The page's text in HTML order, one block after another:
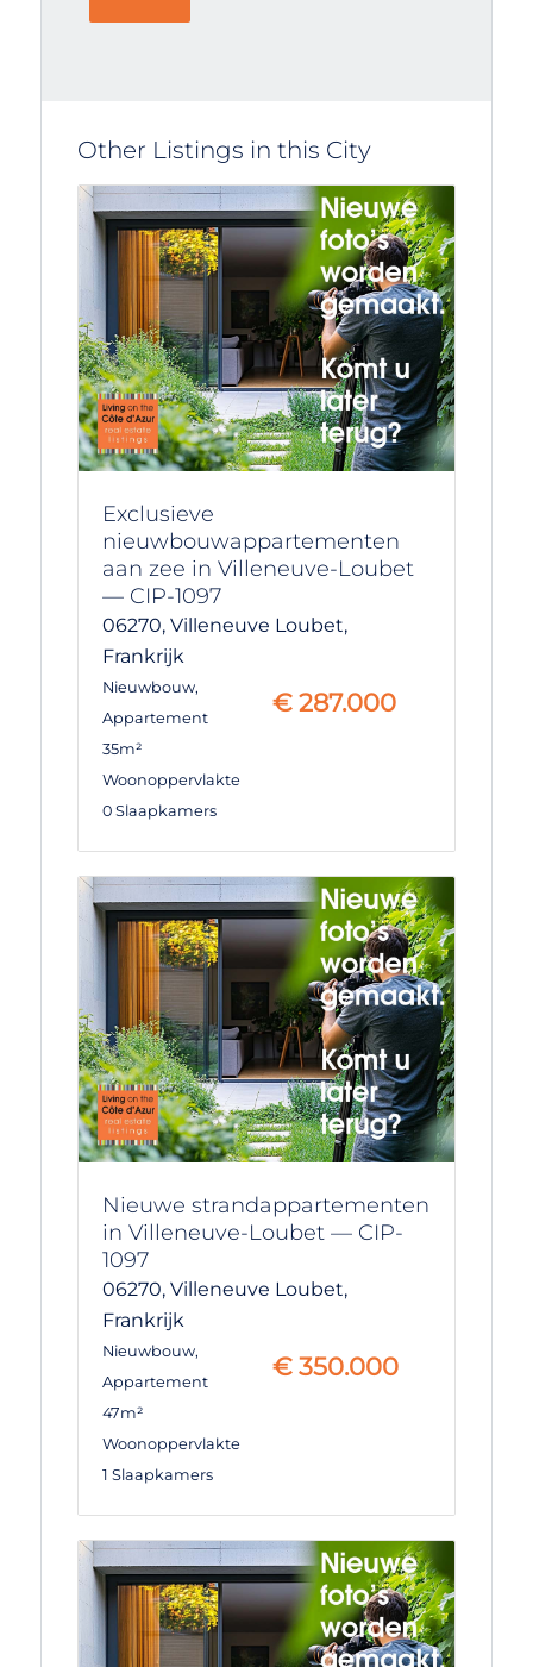
Other Listings in this City
Exclusieve
nieuwbouwappartementen
aan zee in Villeneuve-Loubet
— CIP-1097
06270, Villeneuve Loubet,
Frankrijk
Nieuwbouw,
Appartement
35m²
Woonoppervlakte
0 Slaapkamers
€ 287.000
Nieuwe strandappartementen
in Villeneuve-Loubet — CIP-
1097
06270, Villeneuve Loubet,
Frankrijk
Nieuwbouw,
Appartement
47m²
Woonoppervlakte
1 Slaapkamers
€ 350.000